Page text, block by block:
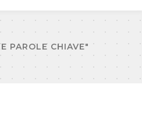
PAROLE CHIAVE"